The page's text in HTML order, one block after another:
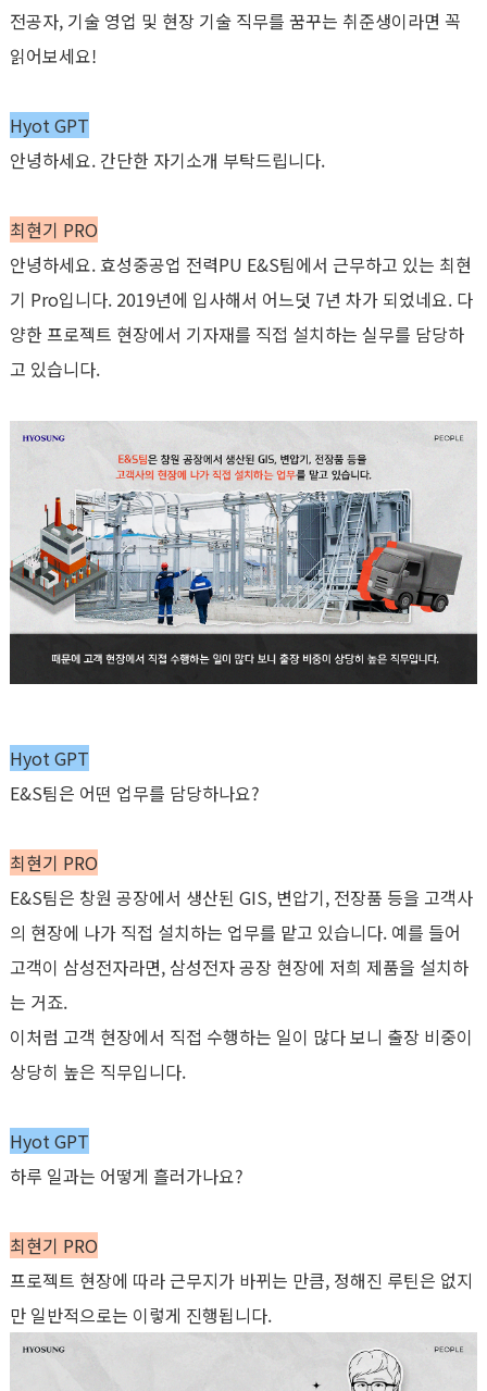
전공자, 기술 영업 및 현장 기술 직무를 꿈꾸는 취준생이라면 꼭
읽어보세요!
Hyot GPT
안녕하세요. 간단한 자기소개 부탁드립니다.
최현기 PRO
안녕하세요.효성중공업 전력PU E&S팀에서 근무하고 있는 최현
기 Pro입니다. 2019년에 입사해서 어느덧 7년 차가 되었네요. 다
양한 프로젝트 현장에서 기자재를 직접 설치하는 실무를 담당하
고 있습니다.
Hyot GPT
E&S팀은 어떤 업무를 담당하나요?
최현기 PRO
E&S팀은 창원 공장에서 생산된 GIS, 변압기, 전장품 등을 고객사
의 현장에 나가 직접 설치하는 업무를 맡고 있습니다. 예를 들어
고객이 삼성전자라면, 삼성전자 공장 현장에 저희 제품을 설치하
는 거죠.
이처럼 고객 현장에서 직접 수행하는 일이 많다 보니 출장 비중이
상당히 높은 직무입니다.
Hyot GPT
하루 일과는 어떻게 흘러가나요?
최현기 PRO
프로젝트 현장에 따라 근무지가 바뀌는 만큼, 정해진 루틴은 없지
만 일반적으로는 이렇게 진행됩니다.